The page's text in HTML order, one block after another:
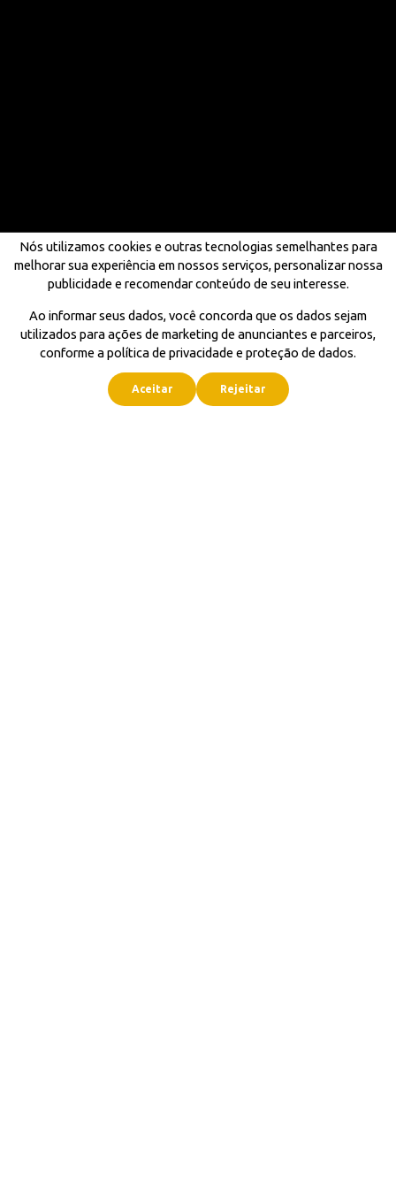
Nós utilizamos cookies e outras tecnologias semelhantes para
melhorar sua experiência em nossos serviços, personalizar nossa
publicidade e recomendar conteúdo de seu interesse.
Ao informar seus dados, você concorda que os dados sejam
utilizados para ações de marketing de anunciantes e parceiros,
conforme a política de privacidade e proteção de dados.
Aceitar Rejeitar